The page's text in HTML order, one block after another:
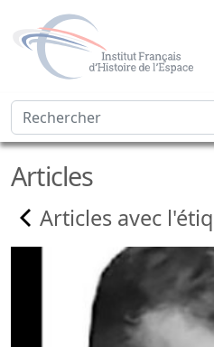
Articles
Articles avec